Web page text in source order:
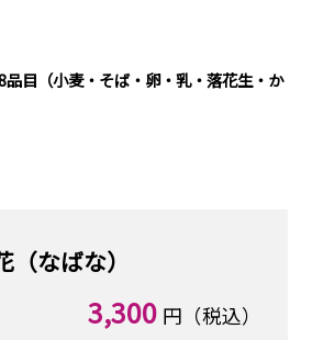
品目（小麦・そば・卵・乳・落花生・か
なばな）
3,300 円（税込）